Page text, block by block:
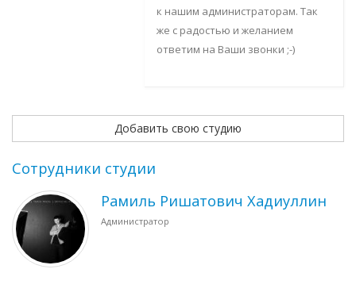
к нашим администраторам. Так
же с радостью и желанием
ответим на Ваши звонки ;-)
Добавить свою студию
Сотрудники студии
Рамиль Ришатович Хадиуллин
Администратор